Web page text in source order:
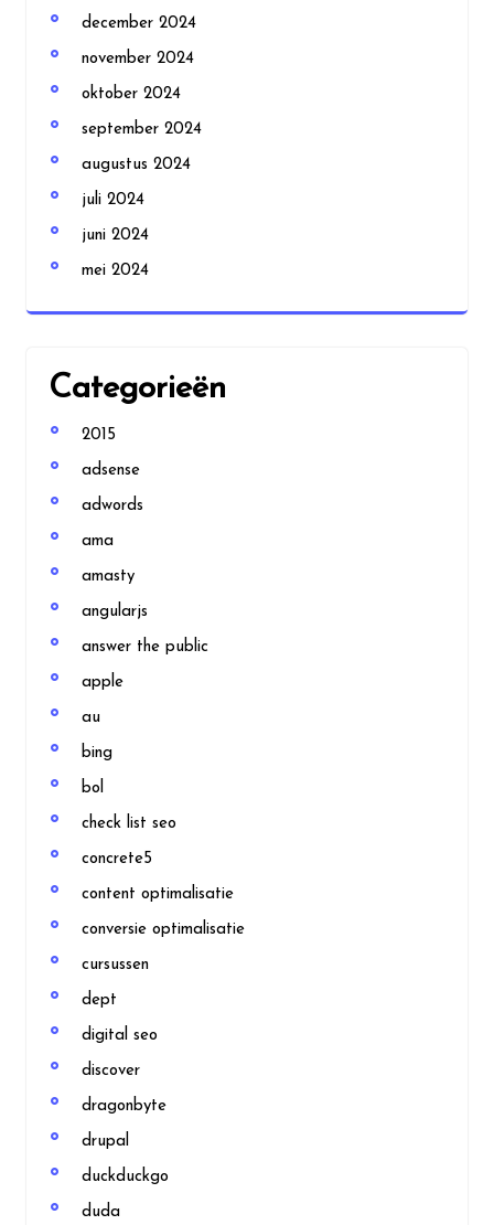
december 2024
november 2024
oktober 2024
september 2024
augustus 2024
juli 2024
juni 2024
mei 2024
Categorieën
2015
adsense
adwords
ama
amasty
angularjs
answer the public
apple
au
bing
bol
check list seo
concrete5
content optimalisatie
conversie optimalisatie
cursussen
dept
digital seo
discover
dragonbyte
drupal
duckduckgo
duda